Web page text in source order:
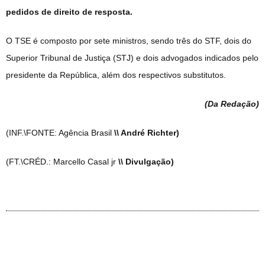
pedidos de direito de resposta.
O TSE é composto por sete ministros, sendo três do STF, dois do
Superior Tribunal de Justiça (STJ) e dois advogados indicados pelo
presidente da República, além dos respectivos substitutos.
(Da Redação)
(INF.\FONTE: Agência Brasil \\ André Richter)
(FT.\CRÉD.: Marcello Casal jr \\ Divulgação)